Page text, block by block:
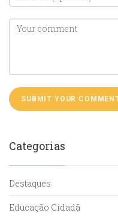
Categorias
Destaques
Educação Cidadã